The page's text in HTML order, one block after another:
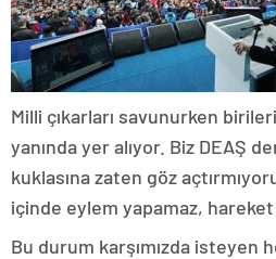
Milli çıkarları savunurken
yanında yer alıyor. Biz DEAŞ
kuklasına zaten göz
içinde eylem yapamaz,
Bu durum karşımızda isteyen